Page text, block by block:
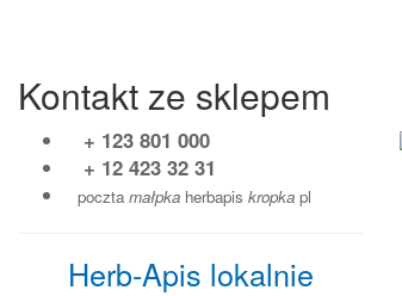
Kontakt ze sklepem
+ 123 801 000
+ 12 423 32 31
poczta małpka herbapis kropka pl
Herb-Apis lokalnie